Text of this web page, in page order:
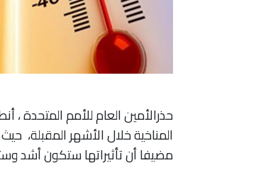
حذرالأمين العام للأمم المتحدة ،
المناخية خلال الأشهر المقبلة،
مضيفا أن تأثيراتها ستكون أشد